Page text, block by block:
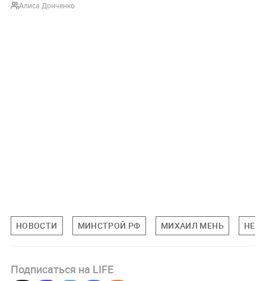
Алиса Донченко
НОВОСТИ МИНСТРОЙ РФ МИХАИЛ МЕНЬ
Подписаться на LIFE